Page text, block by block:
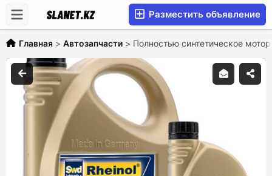
Разместить объявление
Главная > Автозапчасти > Полностью синтетическое